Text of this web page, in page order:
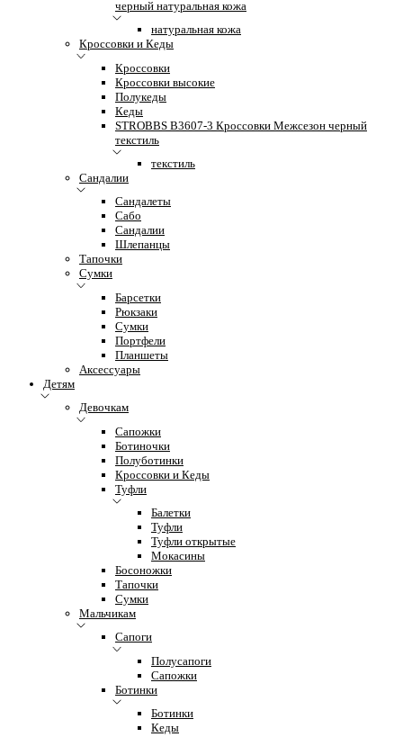
черный натуральная кожа
натуральная кожа
Кроссовки и Кеды
Кроссовки
Кроссовки высокие
Полукеды
Кеды
STROBBS B3607-3 Кроссовки Межсезон черный
текстиль
текстиль
Сандалии
Сандалеты
Сабо
Сандалии
Шлепанцы
Тапочки
Сумки
Барсетки
Рюкзаки
Сумки
Портфели
Планшеты
Аксессуары
Детям
Девочкам
Сапожки
Ботиночки
Полуботинки
Кроссовки и Кеды
Туфли
Балетки
Туфли
Туфли открытые
Мокасины
Босоножки
Тапочки
Сумки
Мальчикам
Сапоги
Полусапоги
Сапожки
Ботинки
Ботинки
Кеды